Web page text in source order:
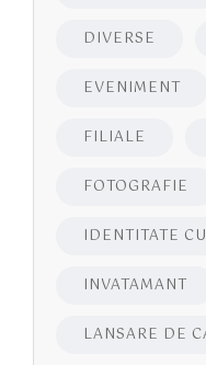
DIVERSE
EVENIMENT
FILIALE
FOTOGRAFIE
IDENTITATE
INVATAMANT
LANSARE DE